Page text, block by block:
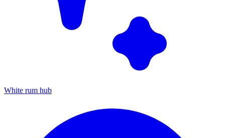
White rum hub